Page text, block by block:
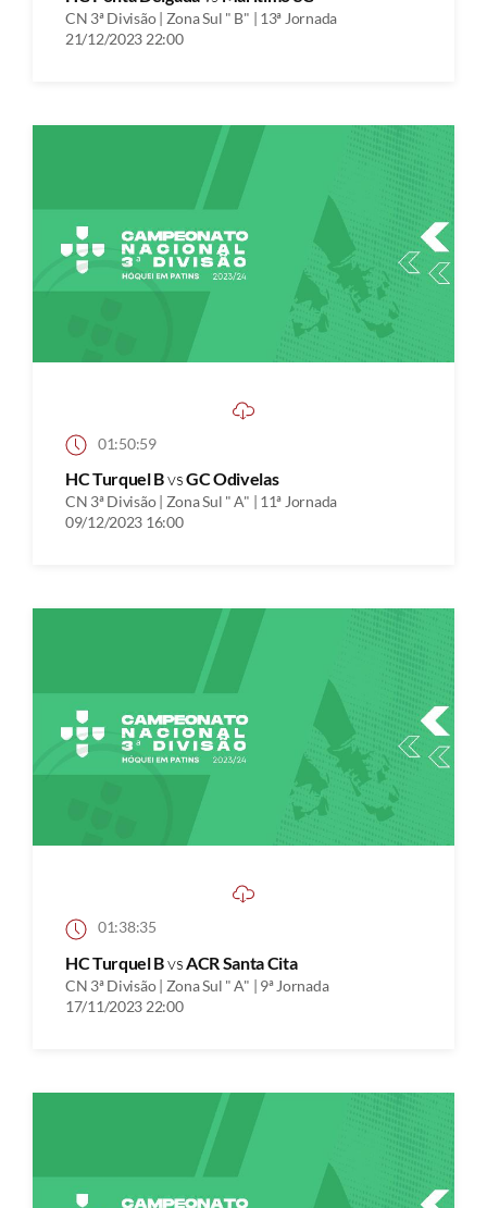
CN 3ª Divisão | Zona Sul " B" | 13ª Jornada
21/12/2023 22:00
01:50:59
HC Turquel BvsGC Odivelas
CN 3ª Divisão | Zona Sul " A" | 11ª Jornada
09/12/2023 16:00
01:38:35
HC Turquel Bvs ACR Santa Cita
CN 3ª Divisão | Zona Sul " A" | 9ª Jornada
17/11/2023 22:00